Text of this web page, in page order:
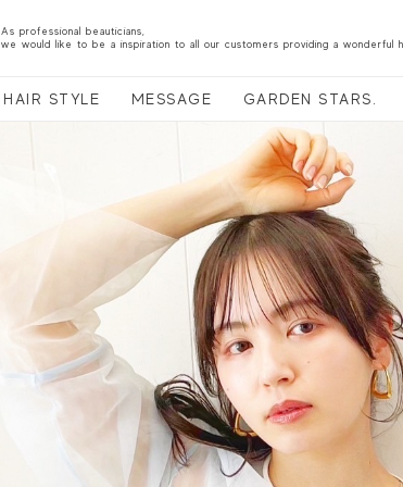
As professional beauticians,
we would like to be a inspiration to all our customers providing a wonderful
HAIR STYLE MESSAGE GARDEN STARS.